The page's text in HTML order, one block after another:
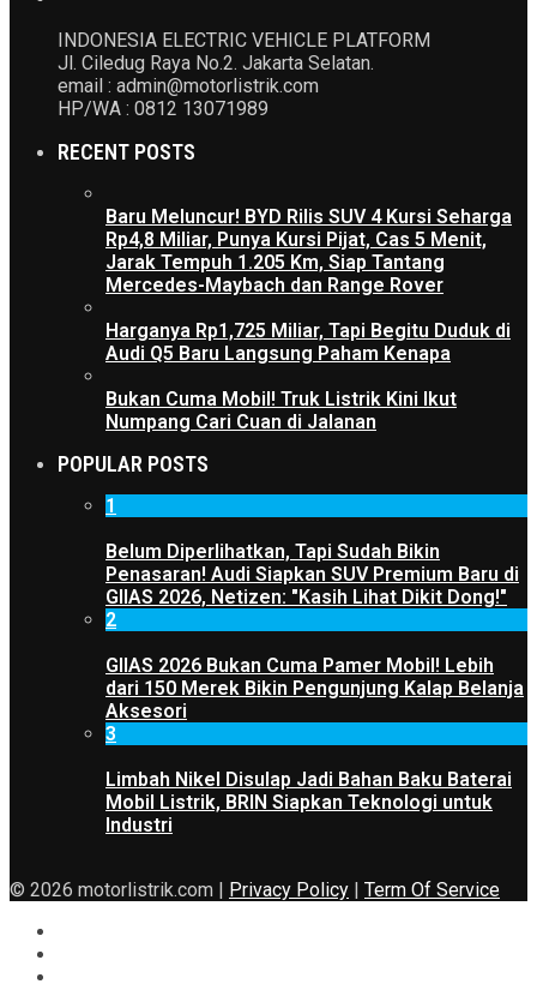
INDONESIA ELECTRIC VEHICLE PLATFORM
Jl. Ciledug Raya No.2. Jakarta Selatan.
email : admin@motorlistrik.com
HP/WA : 0812 13071989
RECENT POSTS
Baru Meluncur! BYD Rilis SUV 4 Kursi Seharga
Rp4,8 Miliar, Punya Kursi Pijat, Cas 5 Menit,
Jarak Tempuh 1.205 Km, Siap Tantang
Mercedes-Maybach dan Range Rover
Harganya Rp1,725 Miliar, Tapi Begitu Duduk di
Audi Q5 Baru Langsung Paham Kenapa
Bukan Cuma Mobil! Truk Listrik Kini Ikut
Numpang Cari Cuan di Jalanan
POPULAR POSTS
1
Belum Diperlihatkan, Tapi Sudah Bikin
Penasaran! Audi Siapkan SUV Premium Baru di
GIIAS 2026, Netizen: "Kasih Lihat Dikit Dong!"
2
GIIAS 2026 Bukan Cuma Pamer Mobil! Lebih
dari 150 Merek Bikin Pengunjung Kalap Belanja
Aksesori
3
Limbah Nikel Disulap Jadi Bahan Baku Baterai
Mobil Listrik, BRIN Siapkan Teknologi untuk
Industri
© 2026 motorlistrik.com | Privacy Policy Term Of Service